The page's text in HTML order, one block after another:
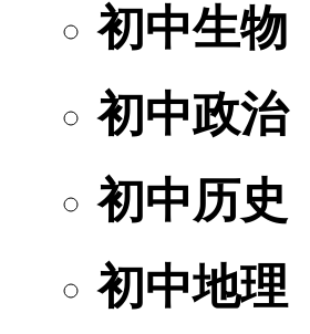
初中生物
初中政治
初中历史
初中地理